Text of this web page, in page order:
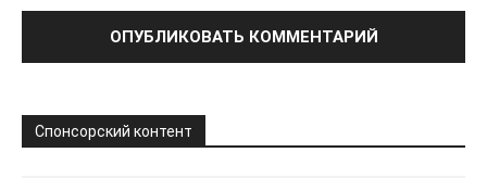
Спонсорский контент